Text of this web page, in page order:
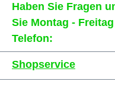
Haben Sie Fragen
Sie Montag -
Telefon:
Shopservice